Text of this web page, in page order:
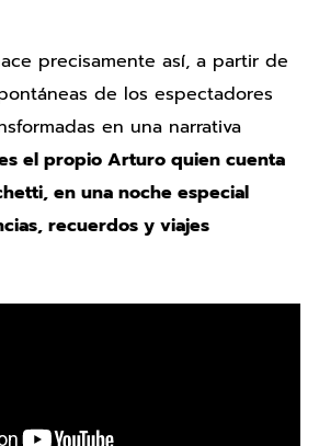
precisamente así, a partir de
de los espectadores
en una narrativa
el propio Arturo quien cuenta
en una noche especial
recuerdos y viajes